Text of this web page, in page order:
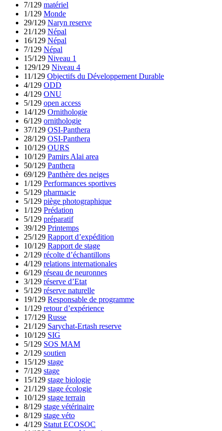
7/129 matériel
1/129 Monde
29/129 Naryn reserve
21/129 Népal
16/129 Népal
7/129 Népal
15/129 Niveau 1
129/129 Niveau 4
11/129 Objectifs du Développement Durable
4/129 ODD
4/129 ONU
5/129 open access
14/129 Ornithologie
6/129 ornithologie
37/129 OSI-Panthera
28/129 OSI-Panthera
10/129 OURS
10/129 Pamirs Alai area
50/129 Panthera
69/129 Panthère des neiges
1/129 Performances sportives
5/129 pharmacie
5/129 piège photographique
1/129 Prédation
5/129 préparatif
39/129 Printemps
25/129 Rapport d’expédition
10/129 Rapport de stage
2/129 récolte d’échantillons
4/129 relations internationales
6/129 réseau de neuronnes
3/129 réserve d’Etat
5/129 réserve naturelle
19/129 Responsable de programme
1/129 retour d’expérience
17/129 Russe
21/129 Sarychat-Ertash reserve
10/129 SIG
5/129 SOS MAM
2/129 soutien
15/129 stage
7/129 stage
15/129 stage biologie
21/129 stage écologie
10/129 stage terrain
8/129 stage vétérinaire
8/129 stage véto
4/129 Statut ECOSOC